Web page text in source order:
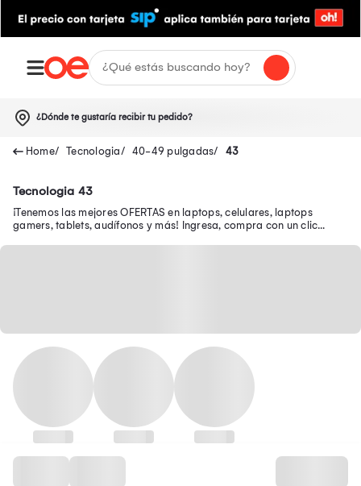
¿Dónde te gustaría recibir tu pedido?
Tecnologia 40-49 pulgadas 43
Tecnologia 43
¡Tenemos las mejores OFERTAS en laptops, celulares, laptops
gamers, tablets, audífonos y más! Ingresa, compra con un clic